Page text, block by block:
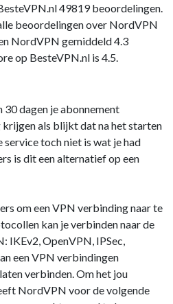
49819 beoordelingen.
beoordelingen over NordVPN
NordVPN gemiddeld 4.3
op BesteVPN.nl is 4.5.
dagen je abonnement
als blijkt dat na het starten
service toch niet is wat je had
is dit een alternatief op een
om een VPN verbinding naar te
kan je verbinden naar de
IKEv2, OpenVPN, IPSec,
een VPN verbindingen
verbinden. Om het jou
NordVPN voor de volgende